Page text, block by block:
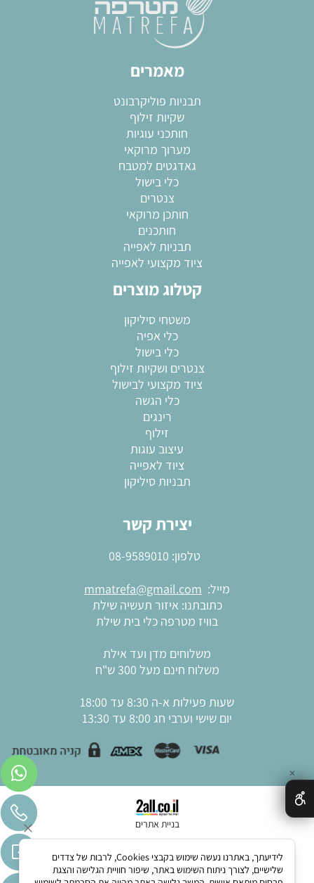
מאמרים
תבניות פוליקרבונט
שקיות זילוף
חותכני עוגיות
מערוך מרוקאי
גאדגטים למטבח
כלי בישול
צנטרים
חותכן מרוקאי
חותכנים
תבניות לאפייה
ציוד מקצועי לאפייה
קטלוג מוצרים
משטחי סיליקון
כלי אפיה
כלי בישול
צנטרים ושקיות זילוף
ציוד מקצועי לבישול
כלי הגשה
רינגים
זילוף
עיצוב עוגות
ציוד לאפייה
תבניות סיליקון
יצירת קשר
טלפון: 08-9589010
מייל: mmatrefa@gmail.com
כתובתנו: איזור תעשיה שילת
בוויז מטרפה כלי בית שילת
משלוחים מדן ועד אילת
משלוח חינם מעל 300 ש"ח
שעות פעילות א-ה 8:30 עד 18:00
יום שישי וערבי חג 8:00 עד 13:30
בניית אתרים
✕
לידיעתך, באתרנו נעשה שימוש בקבצי Cookies, לרבות של צדדים
שלישיים, לצורך ניתוח השימוש באתר, שיפור חוויית הגלישה והצגת